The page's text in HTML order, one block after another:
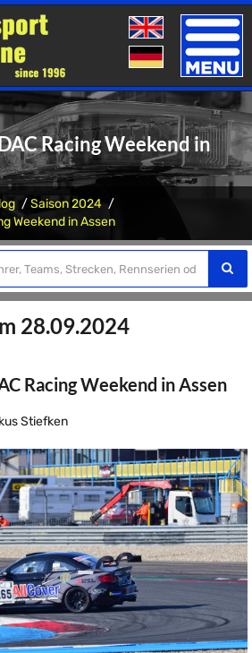
Toggle
Racing Weekend in
Saison 2024
Weekend in Assen
28.09.2024
Racing Weekend in Assen
Stiefken